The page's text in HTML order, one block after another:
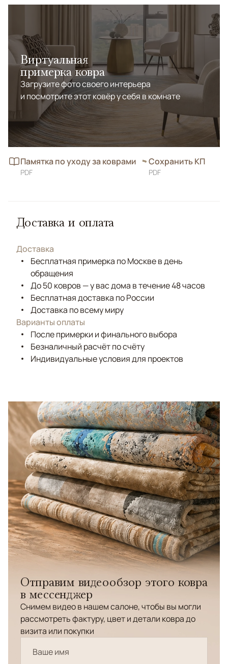
любовь хозяев к классике и восточной эстетике.
Виртуальная
примерка ковра
Загрузите фото своего интерьера
и посмотрите этот ковёр у себя в комнате
Памятка по уходу за коврами
PDF
Сохранить КП
PDF
Доставка и оплата
Доставка
Бесплатная примерка по Москве в день
обращения
До 50 ковров — у вас дома в течение 48 часов
Бесплатная доставка по России
Доставка по всему миру
Варианты оплаты
После примерки и финального выбора
Безналичный расчёт по счёту
Индивидуальные условия для проектов
Отправим видеообзор этого ковра
в мессенджер
Снимем видео в нашем салоне, чтобы вы могли
рассмотреть фактуру, цвет и детали ковра до
визита или покупки